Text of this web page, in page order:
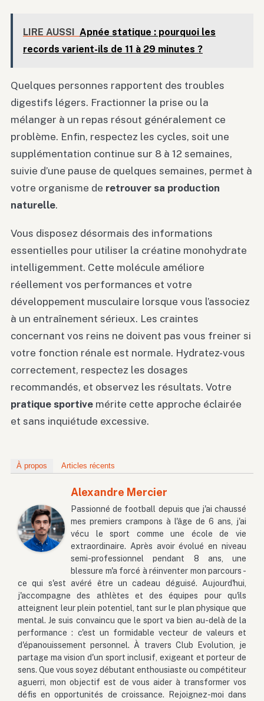
LIRE AUSSI Apnée statique : pourquoi les
records varient-ils de 11 à 29 minutes ?
Quelques personnes rapportent des troubles
digestifs légers. Fractionner la prise ou la
mélanger à un repas résout généralement ce
problème. Enfin, respectez les cycles, soit une
supplémentation continue sur 8 à 12 semaines,
suivie d’une pause de quelques semaines, permet à
votre organisme de retrouver sa production
naturelle.
Vous disposez désormais des informations
essentielles pour utiliser la créatine monohydrate
intelligemment. Cette molécule améliore
réellement vos performances et votre
développement musculaire lorsque vous l’associez
à un entraînement sérieux. Les craintes
concernant vos reins ne doivent pas vous freiner si
votre fonction rénale est normale. Hydratez-vous
correctement, respectez les dosages
recommandés, et observez les résultats. Votre
pratique sportive mérite cette approche éclairée
et sans inquiétude excessive.
À propos Articles récents
Alexandre Mercier
Passionné de football depuis que j'ai chaussé
mes premiers crampons à l'âge de 6 ans, j'ai
vécu le sport comme une école de vie
extraordinaire. Après avoir évolué en niveau
semi-professionnel pendant 8 ans, une
blessure m'a forcé à réinventer mon parcours -
ce qui s'est avéré être un cadeau déguisé. Aujourd'hui,
j'accompagne des athlètes et des équipes pour qu'ils
atteignent leur plein potentiel, tant sur le plan physique que
mental. Je suis convaincu que le sport va bien au-delà de la
performance : c'est un formidable vecteur de valeurs et
d'épanouissement personnel. À travers Club Evolution, je
partage ma vision d'un sport inclusif, exigeant et porteur de
sens. Que vous soyez débutant enthousiaste ou compétiteur
aguerri, mon objectif est de vous aider à transformer vos
défis en opportunités de croissance. Rejoignez-moi dans